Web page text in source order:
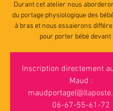
Durant cet atelier nous
du portage physiologique des
à bras et nous essaierons
pour porter bébé devant
Inscription directement
Maud :
06-67-55-61-72